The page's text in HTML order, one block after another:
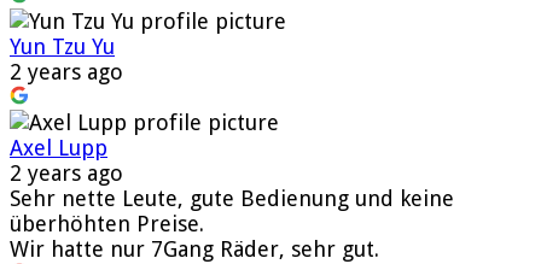
Yun Tzu Yu
2 years ago
Axel Lupp
2 years ago
Sehr nette Leute, gute Bedienung und keine
überhöhten Preise.
Wir hatte nur 7Gang Räder, sehr gut.